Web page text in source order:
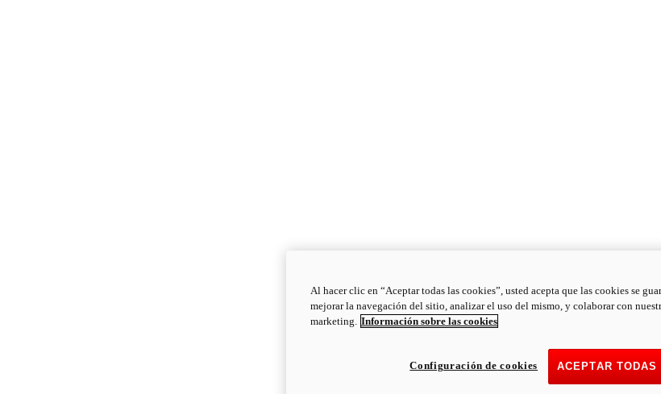
Al hacer clic en “Aceptar todas las cookies”, usted acepta que las cookies se
mejorar la navegación del sitio, analizar el uso del mismo, y colaborar con
marketing. Información sobre las cookies
ACEPTAR
Configuración de cookies